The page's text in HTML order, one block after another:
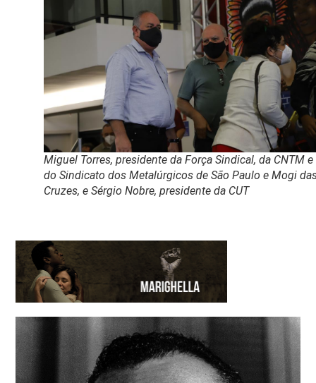
Miguel Torres, presidente da Força Sindical, da CNTM e
do Sindicato dos Metalúrgicos de São Paulo e Mogi
Cruzes, e Sérgio Nobre, presidente da CUT